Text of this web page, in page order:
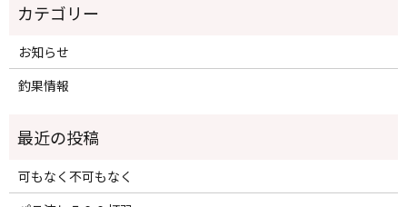
カテゴリー
お知らせ
釣果情報
可もなく不可もなく